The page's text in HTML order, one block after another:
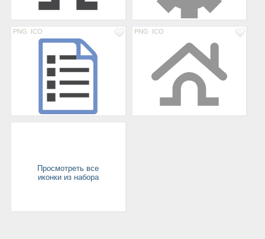
PNG ICO PNG ICO
Просмотреть все
иконки из набора